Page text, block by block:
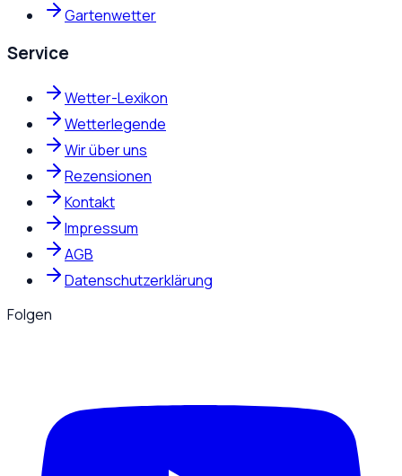
Gartenwetter
Service
Wetter-Lexikon
Wetterlegende
Wir über uns
Rezensionen
Kontakt
Impressum
AGB
Datenschutzerklärung
Folgen